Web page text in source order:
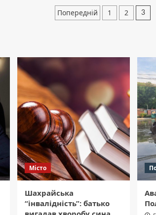
Пагінація
Попередній 1 2 3
Місто
Шахрайська
“інвалідність”: батько